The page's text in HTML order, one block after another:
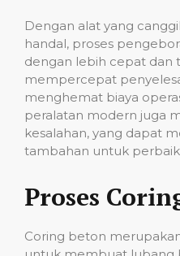
Dengan alat yang
handal, proses
dengan lebih cepat dan
mempercepat
menghemat biaya
peralatan modern juga
kesalahan, yang dapat
tambahan untuk
Proses
Coring beton